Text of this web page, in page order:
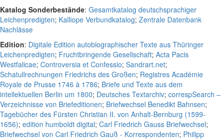
Katalog Sonderbestände: Gesamtkatalog deutschsprachiger
Leichenpredigten; Kalliope Verbundkatalog; Zentrale Datenbank
Nachlässe
Edition: Digitale Edition autobiographischer Texte aus Thüringer
Leichenpredigten; Fruchtbringende Gesellschaft; Acta Pacis
Westfalicae; Controversia et Confessio; Sandrart.net;
Schatullrechnungen Friedrichs des Großen; Registres Académie
Royale de Prusse 1746 à 1786; Briefe und Texte aus dem
intellektuellen Berlin um 1800; Deutsches Textarchiv; correspSearch –
Verzeichnisse von Briefeditionen; Briefwechsel Benedikt Bahnsen;
Tagebücher des Fürsten Christian II. von Anhalt-Bernburg (1599-
1656); edition humboldt digital; Carl Friedrich Gauss Briefwechsel;
Briefwechsel von Carl Friedrich Gauß - Korrespondenten; Philipp